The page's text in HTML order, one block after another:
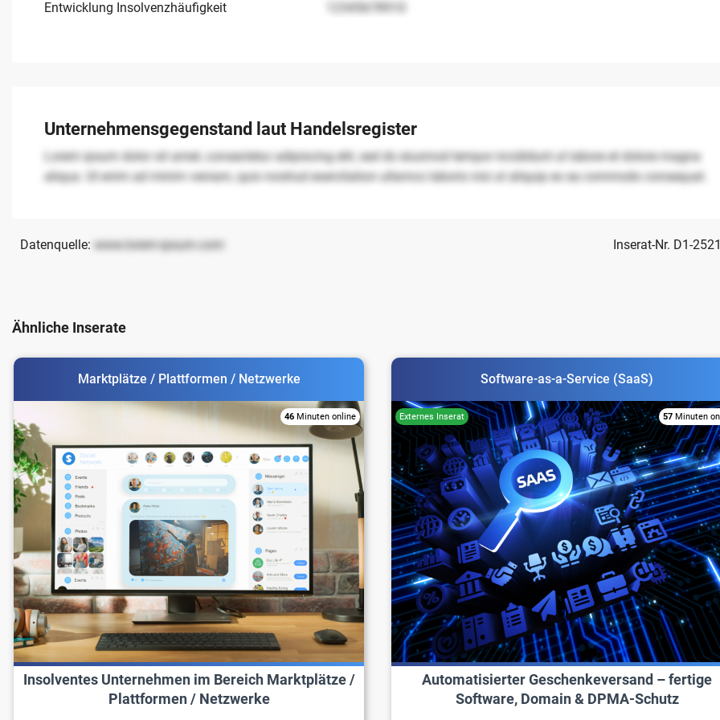
Entwicklung Insolvenzhäufigkeit 12345678910
Unternehmensgegenstand laut Handelsregister
Lorem ipsum dolor sit amet, consectetur adipiscing elit, sed do eiusmod tempor incididunt ut labore et dolore magna
aliqua. Ut enim ad minim veniam, quis nostrud exercitation ullamco laboris nisi ut aliquip ex ea commodo consequat.
Datenquelle: www.lorem-ipsum.com Inserat-Nr. D1-
Ähnliche Inserate
Marktplätze / Plattformen / Netzwerke
46 Minuten online
Insolventes Unternehmen im Bereich Marktplätze /
Plattformen / Netzwerke
Software-as-a-Service (SaaS)
57Minuten
Automatisierter Geschenkeversand – fertige
Software, Domain & DPMA-Schutz